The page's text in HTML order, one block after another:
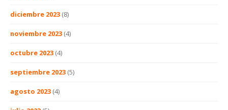
diciembre 2023 (8)
noviembre 2023 (4)
octubre 2023 (4)
septiembre 2023 (5)
agosto 2023 (4)